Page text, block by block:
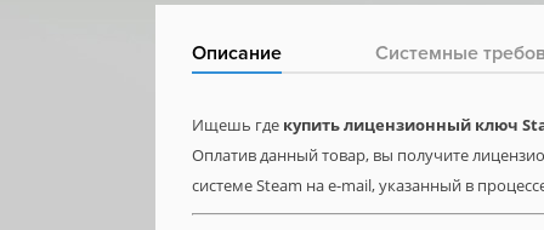
Описание Системные
Ищешь где купить лицензионный ключ
Оплатив данный товар, вы получите
системе Steam на e-mail, указанный в